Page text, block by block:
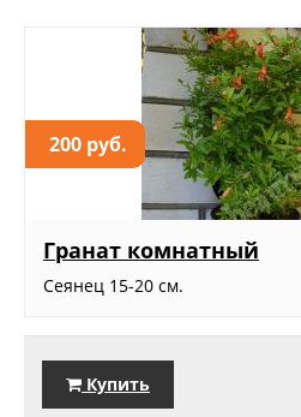
200 руб.
Гранат комнатный
Сеянец 15-20 см.
Купить